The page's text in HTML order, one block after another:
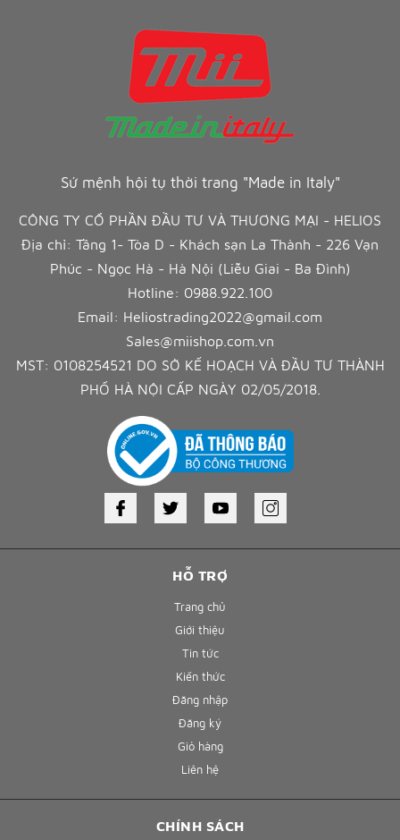
HỖ TRỢ
Trang chủ
Giới thiệu
Tin tức
Kiến thức
Đăng nhập
Đăng ký
Giỏ hàng
Liên hệ
Sứ mệnh hội tụ thời trang "Made in Italy"
CÔNG TY CỔ PHẦN ĐẦU TƯ VÀ THƯƠNG MẠI - HELIOS
Địa chỉ: Tầng 1- Tòa D - Khách sạn La Thành - 226 Vạn
Phúc - Ngọc Hà - Hà Nội (Liễu Giai - Ba Đình)
Hotline: 0988.922.100
Email: Heliostrading2022@gmail.com
Sales@miishop.com.vn
MST: 0108254521 DO SỞ KẾ HOẠCH VÀ ĐẦU TƯ THÀNH
PHỐ HÀ NỘI CẤP NGÀY 02/05/2018.
CHÍNH SÁCH